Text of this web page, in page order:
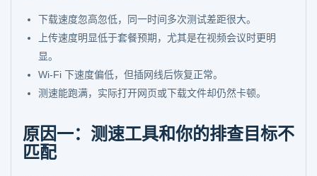
下载速度忽高忽低，同一时间多次测试差距很大。
上传速度明显低于套餐预期，尤其是在视频会议时更明
显。
Wi-Fi 下速度偏低，但插网线后恢复正常。
测速能跑满，实际打开网页或下载文件却仍然卡顿。
原因一：测速工具和你的排查目标不
匹配